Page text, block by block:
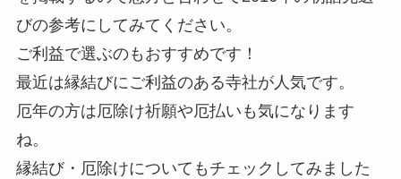
びの参考にしてみてください。
ご利益で選ぶのもおすすめです！
最近は縁結びにご利益のある寺社が人気です。
厄年の方は厄除け祈願や厄払いも気になります
ね。
縁結び・厄除けについてもチェックしてみました